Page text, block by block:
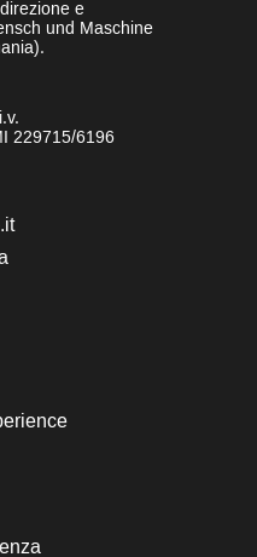
e
und Maschine
229715/6196